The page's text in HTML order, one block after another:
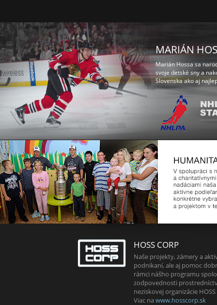
MARIÁN
Marián Hossa sa
svoje detské sny a
Slovenska ako aj
HOSS CORP
Naše projekty, zámery a
podnikaní, ale aj pomoc
rámci nášho programu
zodpovednosti
neziskovej organizácie
Viac na www.hosscorp.sk